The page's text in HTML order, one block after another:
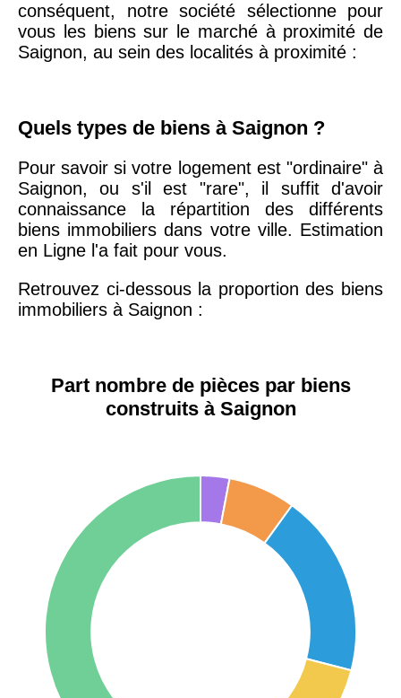
arrondissement
arrondissement
51100 -Reims 3 036 € 2 667 €
75013 - Paris
13ème
10 073 €
42000 -Saint-
1 404 € 2 013 €
11 454 €
75016 -Paris
16ème
arrondissement
15 155 €
83000 - Toulon
conséquent, notre société sélectionne pour
vous les biens sur le marché à proximité de
Saignon, au sein des localités à proximité :
Quels types de biens à Saignon ?
Pour savoir si votre logement est "ordinaire" à
Saignon, ou s'il est "rare", il suffit d'avoir
connaissance la répartition des différents
biens immobiliers dans votre ville. Estimation
en Ligne l'a fait pour vous.
Retrouvez ci-dessous la proportion des biens
immobiliers à Saignon :
Part nombre de pièces par biens
construits à Saignon